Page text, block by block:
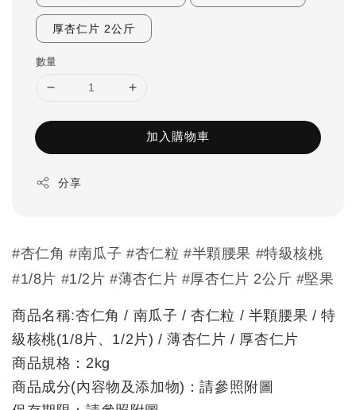
厚杏仁片 2公斤
數量
加入購物車
分享
#杏仁角 #南瓜子 #杏仁粒 #半顆腰果 #特級核桃
#1/8片 #1/2片 #薄杏仁片 #厚杏仁片 2公斤 #堅果
商品名稱:杏仁角 / 南瓜子 / 杏仁粒 / 半顆腰果 / 特
級核桃(1/8片、1/2片) / 薄杏仁片 / 厚杏仁片
商品規格：2kg
商品成分(內容物及添加物)：請參照附圖